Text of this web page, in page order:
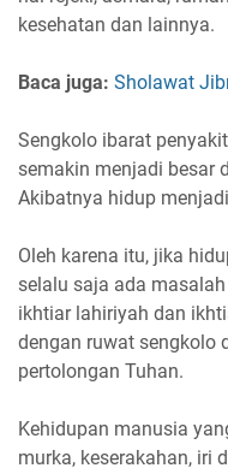
kesehatan dan lainnya.
Baca juga: Sholawat
Sengkolo ibarat
semakin menjadi besar
Akibatnya hidup
Oleh karena itu, jika
selalu saja ada
ikhtiar lahiriyah dan
dengan ruwat sengkolo
pertolongan Tuhan.
Kehidupan manusia
murka, keserakahan, iri